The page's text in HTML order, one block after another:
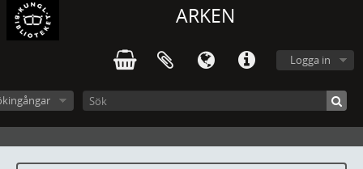
ARKEN
Logga in